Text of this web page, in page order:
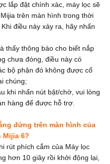
lắp đặt chính xác, máy lọc sẽ
trên màn hình trong thời
điều này xảy ra, hãy nhấn
thấy thông báo cho biết nắp
chưa đóng, điều này có
bộ phận đó không được cố
chúng;
khi nhấn nút bật/chờ, vui lòng
hàng để được hỗ trợ.
đứng trên màn hình của
Mijia 6?
rút phích cắm của Máy lọc
hơn 10 giây rồi khởi động lại,